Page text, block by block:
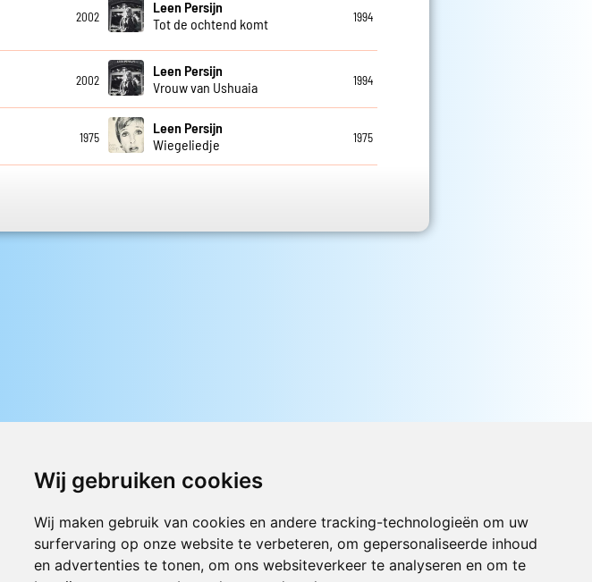
Wij gebruiken cookies
Wij maken gebruik van cookies en andere tracking-technologieën om uw
surfervaring op onze website te verbeteren, om gepersonaliseerde inhoud
en advertenties te tonen, om ons websiteverkeer te analyseren en om te
2002
Leen Persijn
Tot de ochtend komt
1994
2002
Leen Persijn
Vrouw van Ushuaia
1994
1975
Leen Persijn
Wiegeliedje
1975
► Livestream informatie
► Muziek opzoeken
Luister nu naar Jouwradio! De beste
Nederlandstalige muziek uit de lage